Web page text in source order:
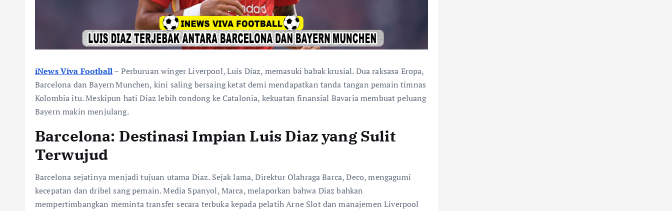
iNews Viva Football– Perburuan winger Liverpool, Luis Diaz, memasuki babak krusial. Dua raksasa Eropa,
Barcelona dan Bayern Munchen, kini saling bersaing ketat demi mendapatkan tanda tangan pemain timnas
Kolombia itu. Meskipun hati Diaz lebih condong ke Catalonia, kekuatan finansial Bavaria membuat peluang
Bayern makin menjulang.
Barcelona: Destinasi Impian Luis Diaz yang Sulit
Terwujud
Barcelona sejatinya menjadi tujuan utama Diaz. Sejak lama, Direktur Olahraga Barca, Deco, mengagumi
kecepatan dan dribel sang pemain. Media Spanyol, Marca, melaporkan bahwa Diaz bahkan
mempertimbangkan meminta transfer secara terbuka kepada pelatih Arne Slot dan manajemen Liverpool